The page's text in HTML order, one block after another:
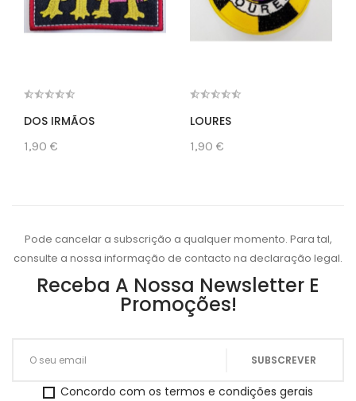
DOS IRMÃOS
1,90 €
LOURES
1,90 €
Pode cancelar a subscrição a qualquer momento. Para tal,
consulte a nossa informação de contacto na declaração legal.
Receba A Nossa Newsletter E
Promoções!
Concordo com os termos e condições gerais